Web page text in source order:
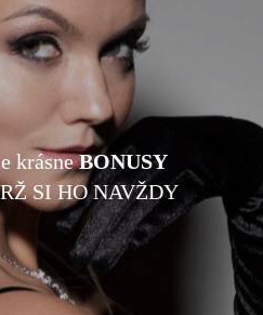
krásneBONUSY
SI HO NAVŽDY